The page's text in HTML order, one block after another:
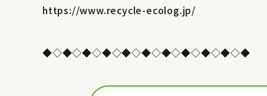
https://www.recycle-ecolog.jp/
◆◇◆◇◆◇◆◇◆◇◆◇◆◇◆◇◆◇◆◇◆